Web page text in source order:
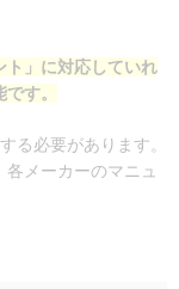
」に対応していれ
す。
る必要があります。
メーカーのマニュ